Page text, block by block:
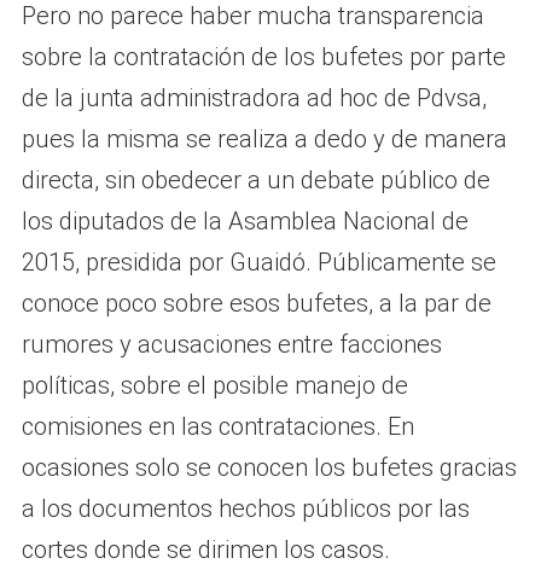
Pero no parece haber mucha transparencia
sobre la contratación de los bufetes por parte
de la junta administradora ad hoc de Pdvsa,
pues la misma se realiza a dedo y de manera
directa, sin obedecer a un debate público de
los diputados de la Asamblea Nacional de
2015, presidida por Guaidó. Públicamente se
conoce poco sobre esos bufetes, a la par de
rumores y acusaciones entre facciones
políticas, sobre el posible manejo de
comisiones en las contrataciones. En
ocasiones solo se conocen los bufetes gracias
a los documentos hechos públicos por las
cortes donde se dirimen los casos.